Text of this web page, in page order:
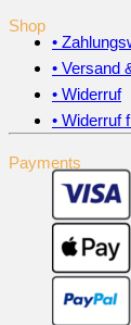
Shop
•
• Versand
• Widerruf
• Widerruf
Payments